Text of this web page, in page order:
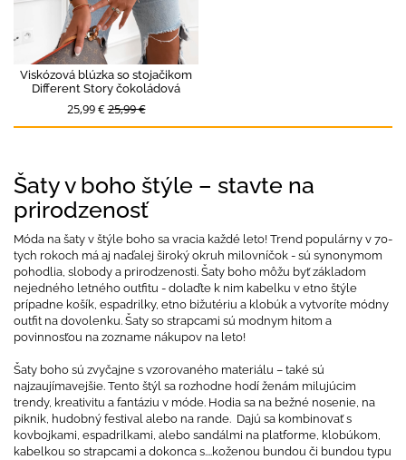
Viskózová blúzka so stojačikom
Different Story čokoládová
25,99 €25,99 €
Šaty v boho štýle – stavte na
prirodzenosť
Móda na šaty v štýle boho sa vracia každé leto! Trend populárny v 70-
tych rokoch má aj naďalej široký okruh milovníčok - sú synonymom
pohodlia, slobody a prirodzenosti. Šaty boho môžu byť základom
nejedného letného outfitu - dolaďte k nim kabelku v etno štýle
prípadne košík, espadrilky, etno bižutériu a klobúk a vytvoríte módny
outfit na dovolenku. Šaty so strapcami sú modnym hitom a
povinnosťou na zozname nákupov na leto!
Šaty boho sú zvyčajne s vzorovaného materiálu – také sú
najzaujímavejšie. Tento štýl sa rozhodne hodí ženám milujúcim
trendy, kreativitu a fantáziu v móde. Hodia sa na bežné nosenie, na
piknik, hudobný festival alebo na rande. Dajú sa kombinovať s
kovbojkami, espadrilkami, alebo sandálmi na platforme, klobúkom,
kabelkou so strapcami a dokonca s....koženou bundou či bundou typu